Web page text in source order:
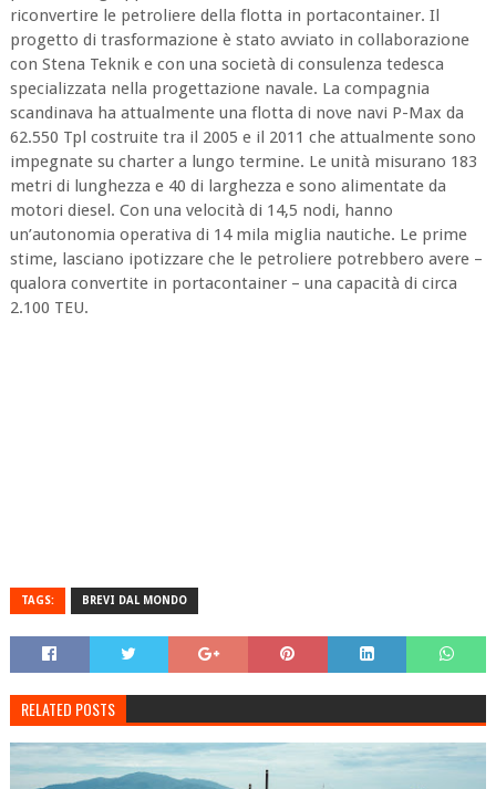
riconvertire le petroliere della flotta in portacontainer. Il
progetto di trasformazione è stato avviato in collaborazione
con Stena Teknik e con una società di consulenza tedesca
specializzata nella progettazione navale. La compagnia
scandinava ha attualmente una flotta di nove navi P-Max da
62.550 Tpl costruite tra il 2005 e il 2011 che attualmente sono
impegnate su charter a lungo termine. Le unità misurano 183
metri di lunghezza e 40 di larghezza e sono alimentate da
motori diesel. Con una velocità di 14,5 nodi, hanno
un’autonomia operativa di 14 mila miglia nautiche. Le prime
stime, lasciano ipotizzare che le petroliere potrebbero avere –
qualora convertite in portacontainer – una capacità di circa
2.100 TEU.
TAGS: BREVI DAL MONDO
RELATED POSTS